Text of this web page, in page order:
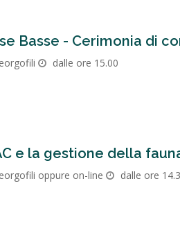
Basse - Cerimonia di
dalle ore 15.00
e la gestione della
oppure on-line dalle ore